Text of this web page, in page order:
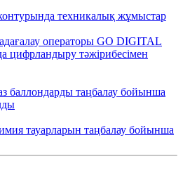
техникалық жұмыстар
операторы GO DIGITAL
тәжірибесімен
баллондарды таңбалау бойынша
тауарларын таңбалау бойынша